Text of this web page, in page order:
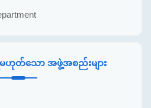
ဟုတ်သော အဖွဲ့အစည်းများ